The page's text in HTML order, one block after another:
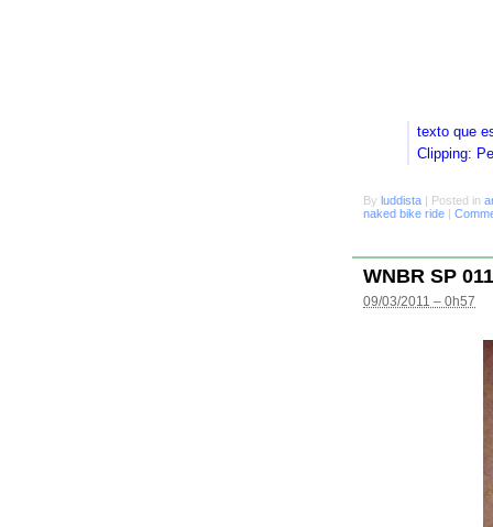
texto que
Clipping:
By luddista | Posted in
naked bike ride |
WNBR SP 011
09/03/2011 – 0h57